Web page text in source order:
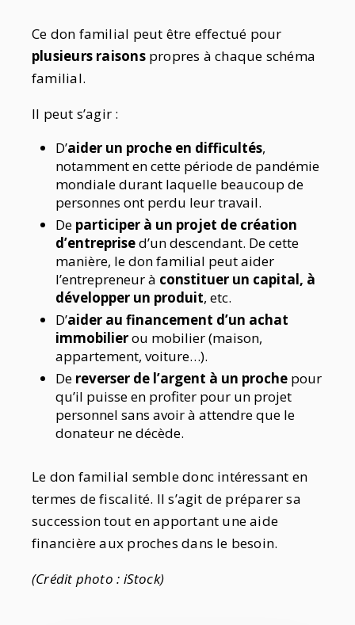
Ce don familial peut être effectué pour
plusieurs raisonspropres à chaque schéma
familial.
Il peut s’agir :
D’aider un proche en difficultés,
notamment en cette période de pandémie
mondiale durant laquelle beaucoup de
personnes ont perdu leur travail.
De participer à un projet de création
d’entreprised’un descendant. De cette
manière, le don familial peut aider
l’entrepreneur à constituer un capital, à
développer un produit, etc.
D’aider au financement d’un achat
immobilierou mobilier (maison,
appartement, voiture…).
De reverser de l’argent à un proche pour
qu’il puisse en profiter pour un projet
personnel sans avoir à attendre que le
donateur ne décède.
Le don familial semble donc intéressant en
termes de fiscalité. Il s’agit de préparer sa
succession tout en apportant une aide
financière aux proches dans le besoin.
(Crédit photo : iStock)